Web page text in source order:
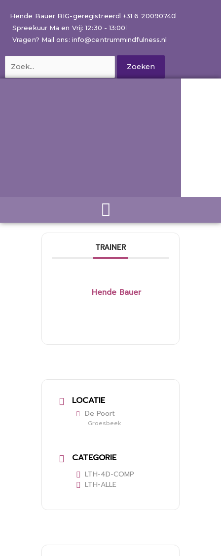
naar
inhoud
Hende Bauer BIG-geregistreerd +31 6 20090740
Spreekuur Ma en Vrij: 12:30 - 13:00
Vragen? Mail ons: info@centrummindfulness.nl
naar:
TRAINER
Hende Bauer
LOCATIE
De Poort
Groesbeek
CATEGORIE
LTH-4D-COMP
LTH-ALLE